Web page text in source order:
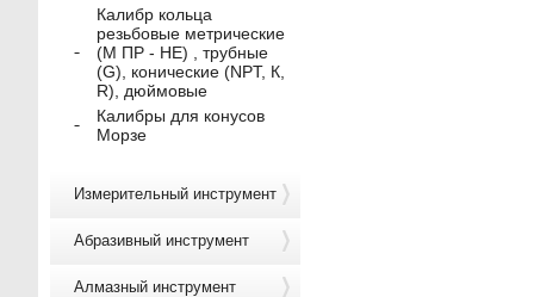
Калибр кольца
резьбовые метрические
(М ПР - НЕ) , трубные
(G), конические (NPT, К,
R), дюймовые
Калибры для конусов
Морзе
Измерительный инструмент
Абразивный инструмент
Алмазный инструмент